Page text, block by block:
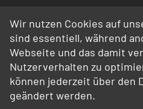
Wir nutzen Cookies auf
sind essentiell, während
Webseite und das damit
Nutzerverhalten zu
können jederzeit über den
geändert werden.